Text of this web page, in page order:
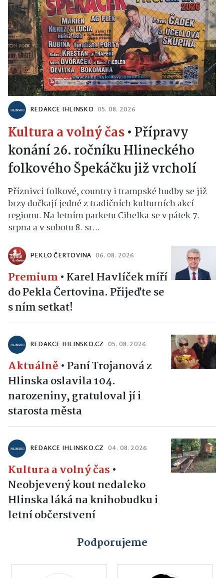
REDAKCE IHLINSKO 05. 08. 2026
Kultura a volný čas• Přípravy
konání 26. ročníku Hlineckého
folkového Špekáčku již vrcholí
Příznivci folkové, country i trampské hudby se již
brzy dočkají jedné z tradičních kulturních akcí
regionu. Na letním parketu Cihelka se v pátek 7.
srpna a v sobotu 8. sr...
PEKLO ČERTOVINA 06. 08. 2026
Premium • Karel Havlíček míří
do Pekla Čertovina. Přijeďte se
s ním setkat!
REDAKCE IHLINSKO.CZ 05. 08. 2026
Aktuálně • Paní Trojanová z
Hlinska oslavila 104.
narozeniny, gratuloval jí i
starosta města
REDAKCE IHLINSKO.CZ 04. 08. 2026
Kultura a volný čas •
Neobjevený kout nedaleko
Hlinska láká na knihobudku i
letní občerstvení
Podporujeme